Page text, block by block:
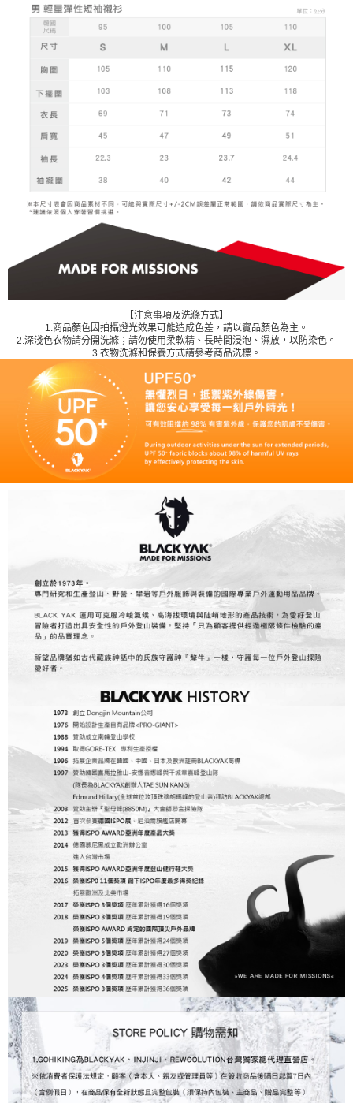
【注意事項及洗滌方式】
1.商品顏色因拍攝燈光效果可能造成色差，請以實品顏色為主。
2.深淺色衣物請分開洗滌；請勿使用柔軟精、長時間浸泡、濕放，以防染色。
3.衣物洗滌和保養方式請參考商品洗標。